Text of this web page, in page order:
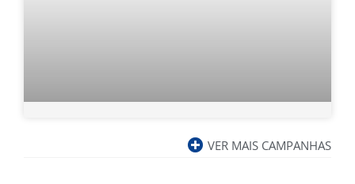
VER MAIS CAMPANHAS